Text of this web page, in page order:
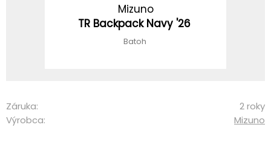
Mizuno
TR Backpack Navy '26
Batoh
Záruka:
2 roky
Výrobca:
Mizuno